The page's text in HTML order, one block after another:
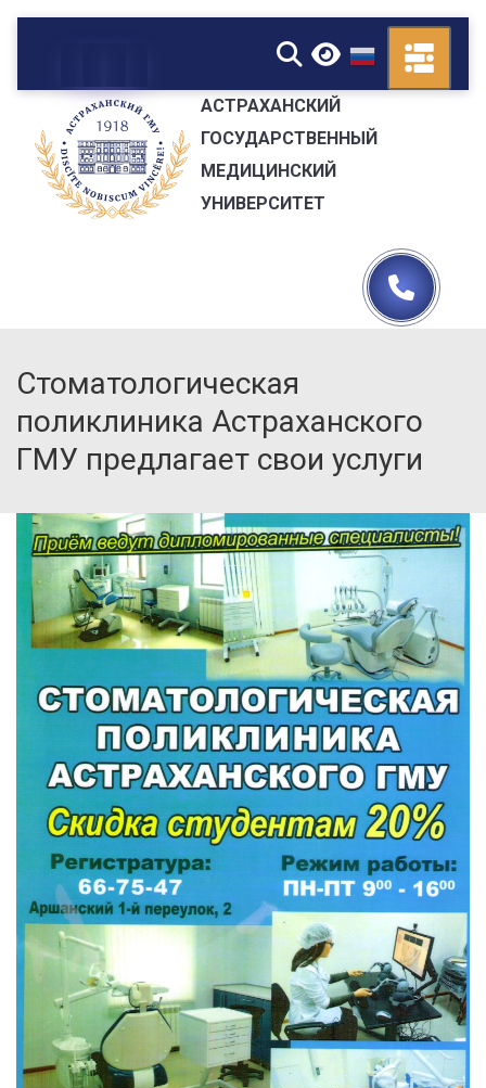
▼
АСТРАХАНСКИЙ
ГОСУДАРСТВЕННЫЙ
МЕДИЦИНСКИЙ
УНИВЕРСИТЕТ
Стоматологическая
поликлиника Астраханского
ГМУ предлагает свои услуги